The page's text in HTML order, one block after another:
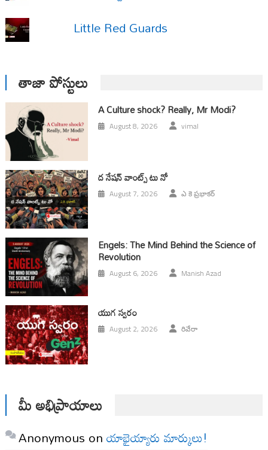
Little Red Guards
తాజా పోస్టులు
A Culture shock? Really, Mr Modi?
August 8, 2026 vimal
ద నేషన్ వాంట్స్ టు నో
August 7, 2026 ఎ కె ప్రభాకర్
Engels: The Mind Behind the Science of
Revolution
August 6, 2026 Manish Azad
యుగ స్వ‌రం
August 2, 2026 రివేరా
మీ అభిప్రాయాలు
Anonymous onయాభైయ్యారు మార్కులు!